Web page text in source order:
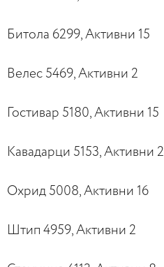
Битола 6299, Активни 15
Велес 5469, Активни 2
Гостивар 5180, Активни 15
Кавадарци 5153, Активни 2
Охрид 5008, Активни 16
Штип 4959, Активни 2